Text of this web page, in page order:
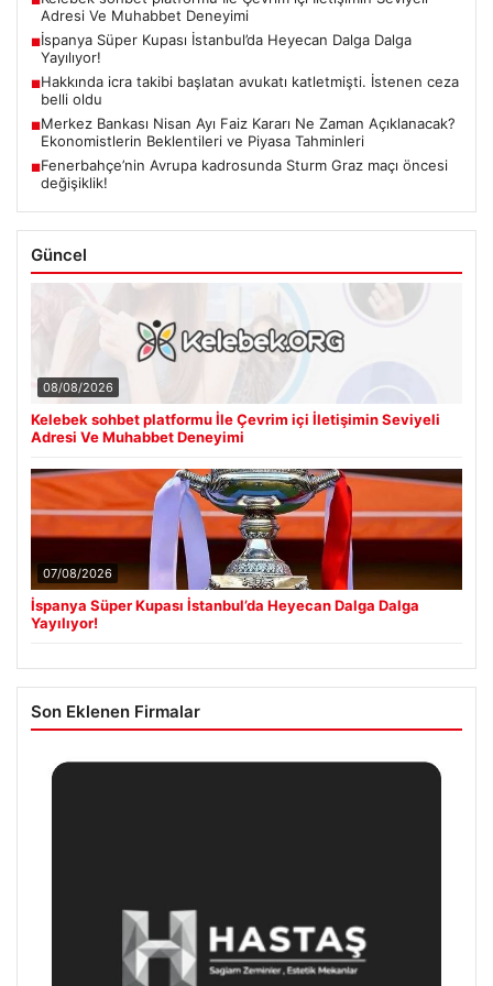
Adresi Ve Muhabbet Deneyimi
■İspanya Süper Kupası İstanbul’da Heyecan Dalga Dalga
Yayılıyor!
■Hakkında icra takibi başlatan avukatı katletmişti. İstenen ceza
belli oldu
■Merkez Bankası Nisan Ayı Faiz Kararı Ne Zaman Açıklanacak?
Ekonomistlerin Beklentileri ve Piyasa Tahminleri
■Fenerbahçe’nin Avrupa kadrosunda Sturm Graz maçı öncesi
değişiklik!
Güncel
08/08/2026
Kelebek sohbet platformu İle Çevrim içi İletişimin Seviyeli
Adresi Ve Muhabbet Deneyimi
07/08/2026
İspanya Süper Kupası İstanbul’da Heyecan Dalga Dalga
Yayılıyor!
Son Eklenen Firmalar